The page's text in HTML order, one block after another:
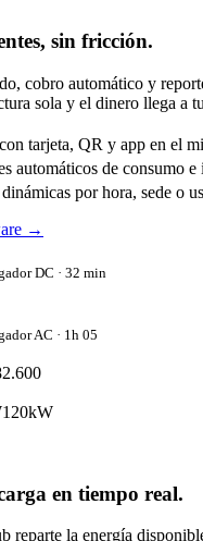
sin fricción.
cobro automático y
sola y el dinero llega a
tarjeta, QR y app en el
automáticos de consumo e
por hora, sede o
→
DC · 32 min
AC · 1h 05
120kW
en tiempo real.
reparte la energía